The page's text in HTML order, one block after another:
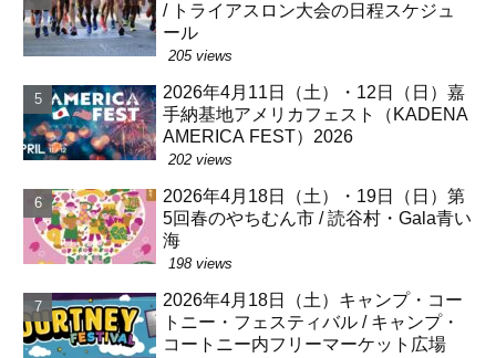
/ トライアスロン大会の日程スケジュ
ール
205 views
2026年4月11日（土）・12日（日）嘉
手納基地アメリカフェスト（KADENA
AMERICA FEST）2026
202 views
2026年4月18日（土）・19日（日）第
5回春のやちむん市 / 読谷村・Gala青い
海
198 views
2026年4月18日（土）キャンプ・コー
トニー・フェスティバル / キャンプ・
コートニー内フリーマーケット広場